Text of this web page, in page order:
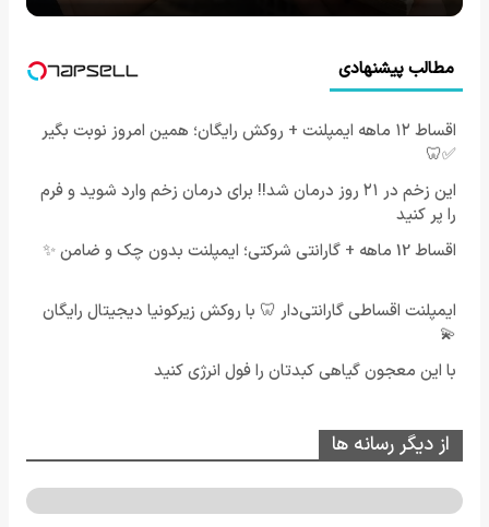
مطالب پیشنهادی
اقساط ۱۲ ماهه ایمپلنت + روکش رایگان؛ همین امروز نوبت بگیر
✅🦷
این زخم در ۲۱ روز درمان شد!! برای درمان زخم وارد شوید و فرم
را پر کنید
اقساط 12 ماهه + گارانتی شرکتی؛ ایمپلنت بدون چک و ضامن ✨
ایمپلنت اقساطی گارانتی‌دار 🦷 با روکش زیرکونیا دیجیتال رایگان
💫
با این معجون گیاهی کبدتان را فول انرژی کنید
از دیگر رسانه ها